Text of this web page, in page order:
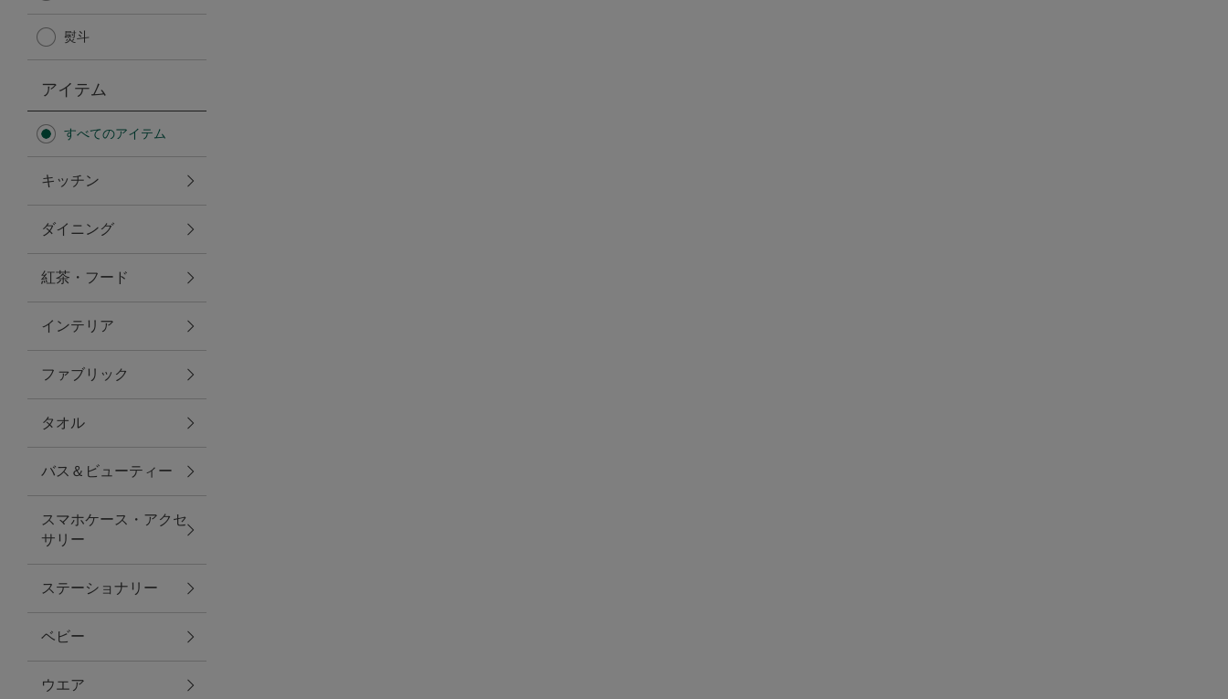
保冷バッグ
無重力シリーズ
トラベルグッズ
ランチ
バッグ
キッチン・ダイニング
ダイニング
キッチン
ファブリック
熨斗
アイテム
すべてのアイテム
キッチン
ダイニング
紅茶・フード
インテリア
ファブリック
タオル
バス＆ビューティー
スマホケース・アクセ
サリー
ステーショナリー
ベビー
ウエア